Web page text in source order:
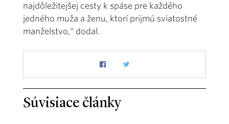
najdôležitejšej cesty k spáse pre každého
jedného muža a ženu, ktorí prijmú sviatostné
manželstvo,“ dodal.
Súvisiace články